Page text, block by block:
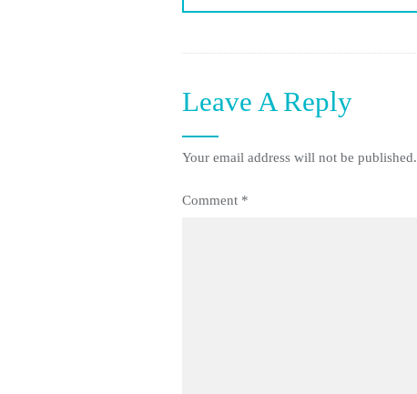
Leave A Reply
Your email address will not be published.
Comment *